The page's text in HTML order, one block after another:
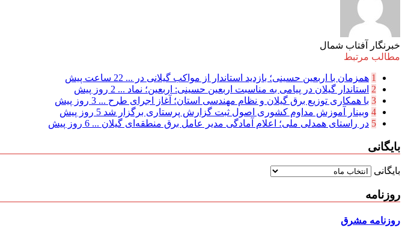
خبرنگار آفتاب شمال
مطالب مرتبط
1 همزمان با اربعین حسینی؛ بازدید استاندار از مواکب گیلانی در ... 22 ساعت پیش
2 استاندار گیلان در پیامی به مناسبت اربعین حسینی: اربعین؛ نماد ... 2 روز پیش
3 با همکاری توزیع برق گیلان و نظام مهندسی استان؛ آغاز اجرای طرح ... 3 روز پیش
4 وبینار آموزش مداوم کشوری اصول ثبت گزارش پرستاری برگزار شد 5 روز پیش
5 در راستای همدلی ملی؛ اعلام آمادگی مدیر عامل برق منطقه‌ای گیلان ... 6 روز پیش
بایگانی
بایگانی
روزنامه
روزنامه مشرق